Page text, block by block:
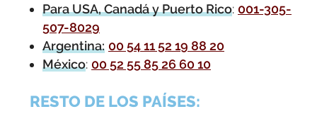
Para USA, Canadá y Puerto Rico: 001-305-
507-8029
Argentina: 00 54 11 52 19 88 20
México: 00 52 55 85 26 60 10
RESTO DE LOS PAÍSES: